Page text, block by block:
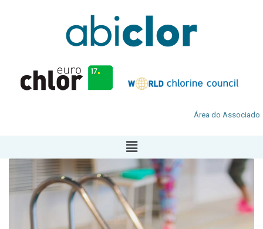
Área do Associado